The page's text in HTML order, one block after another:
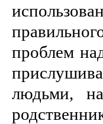
проблем
людьми,